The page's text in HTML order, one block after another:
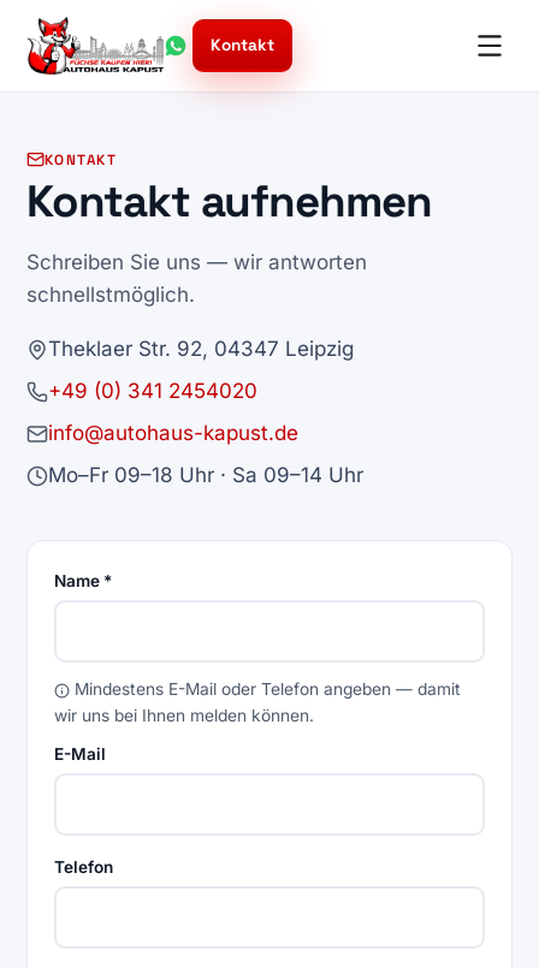
Kontakt
KONTAKT
Kontakt aufnehmen
Schreiben Sie uns — wir antworten
schnellstmöglich.
Theklaer Str. 92, 04347 Leipzig
+49 (0) 341 2454020
info@autohaus-kapust.de
Mo–Fr 09–18 Uhr · Sa 09–14 Uhr
Name *(Pflichtfeld)
Mindestens E-Mail oder Telefon angeben — damit
wir uns bei Ihnen melden können.
E-Mail
Telefon